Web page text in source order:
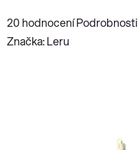
Průměrné
hodnocení
20 hodnocení
Značka:Leru